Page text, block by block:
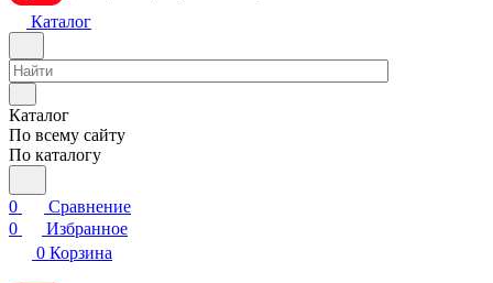
Каталог
Каталог
По всему сайту
По каталогу
0
Сравнение
0
Избранное
0 Корзина